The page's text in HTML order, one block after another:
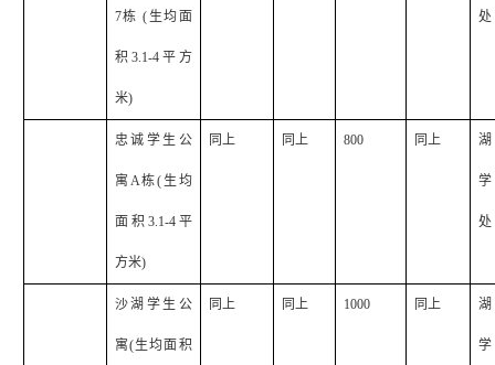
7栋 ( 生均面
积 3.1-4平方
米)
处
忠诚学生公
寓 A栋( 生均
面积 3.1-4平
方米)
同上 同上 800 同上
处
沙湖学生公
寓(生均面积
同上 同上 1000 同上